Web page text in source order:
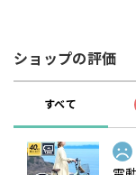
ショップの評価
すべて